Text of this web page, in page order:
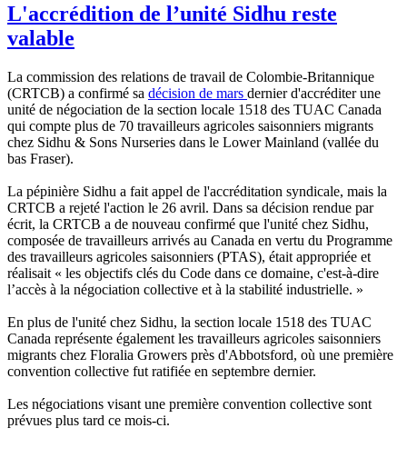
L'accrédition de l’unité Sidhu reste
valable
La commission des relations de travail de Colombie-Britannique
(CRTCB) a confirmé sa décision de mars dernier d'accréditer une
unité de négociation de la section locale 1518 des TUAC Canada
qui compte plus de 70 travailleurs agricoles saisonniers migrants
chez Sidhu & Sons Nurseries dans le Lower Mainland (vallée du
bas Fraser).
La pépinière Sidhu a fait appel de l'accréditation syndicale, mais la
CRTCB a rejeté l'action le 26 avril. Dans sa décision rendue par
écrit, la CRTCB a de nouveau confirmé que l'unité chez Sidhu,
composée de travailleurs arrivés au Canada en vertu du Programme
des travailleurs agricoles saisonniers (PTAS), était appropriée et
réalisait « les objectifs clés du Code dans ce domaine, c'est-à-dire
l’accès à la négociation collective et à la stabilité industrielle. »
En plus de l'unité chez Sidhu, la section locale 1518 des TUAC
Canada représente également les travailleurs agricoles saisonniers
migrants chez Floralia Growers près d'Abbotsford, où une première
convention collective fut ratifiée en septembre dernier.
Les négociations visant une première convention collective sont
prévues plus tard ce mois-ci.